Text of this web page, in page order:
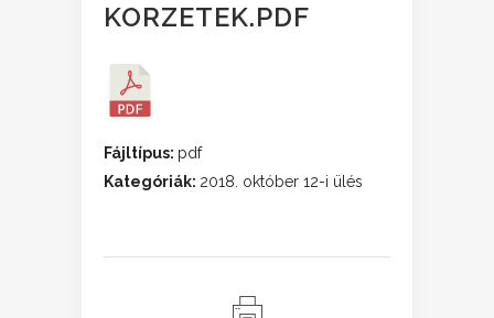
KORZETEK.PDF
Fájltípus: pdf
Kategóriák: 2018. október 12-i ülés